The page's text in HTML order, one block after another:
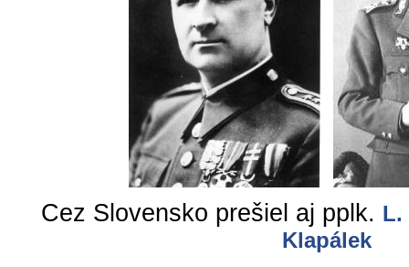
Cez Slovensko prešiel aj pplk. L.
Klapálek